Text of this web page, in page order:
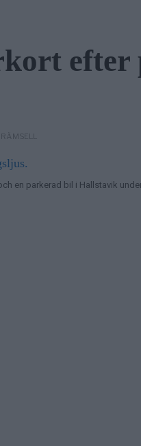
efter
RÄMSELL
en parkerad bil i Hallstavik